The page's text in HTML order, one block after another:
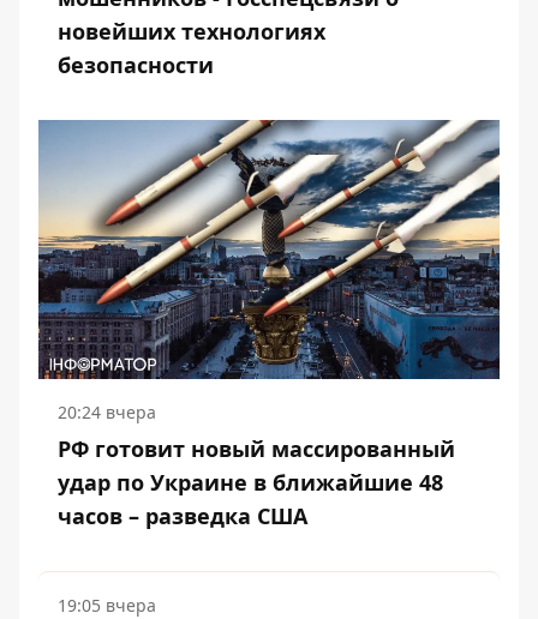
новейших технологиях
безопасности
20:24 вчера
РФ готовит новый массированный
удар по Украине в ближайшие 48
часов – разведка США
19:05 вчера